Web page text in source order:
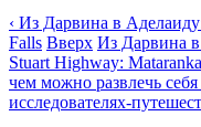
‹ Из Дарвина в
Falls Вверх Из Дарвина
Stuart Highway:
чем можно развлечь
исследователях-